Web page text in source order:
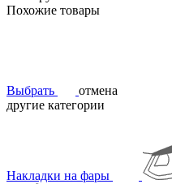
Похожие товары
Выбрать
отмена
другие категории
Накладки на фары